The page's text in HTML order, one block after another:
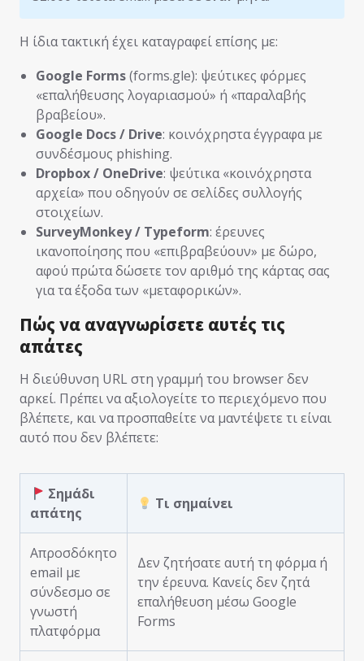
Η ίδια τακτική έχει καταγραφεί επίσης με:
Google Forms(forms.gle): ψεύτικες φόρμες
«επαλήθευσης λογαριασμού» ή «παραλαβής
βραβείου».
Google Docs / Drive: κοινόχρηστα έγγραφα με
συνδέσμους phishing.
Dropbox / OneDrive: ψεύτικα «κοινόχρηστα
αρχεία» που οδηγούν σε σελίδες συλλογής
στοιχείων.
SurveyMonkey / Typeform: έρευνες
ικανοποίησης που «επιβραβεύουν» με δώρο,
αφού πρώτα δώσετε τον αριθμό της κάρτας σας
για τα έξοδα των «μεταφορικών».
Πώς να αναγνωρίσετε αυτές τις
απάτες
Η διεύθυνση URL στη γραμμή του browser δεν
αρκεί. Πρέπει να αξιολογείτε το περιεχόμενο που
βλέπετε, και να προσπαθείτε να μαντέψετε τι είναι
αυτό που δεν βλέπετε:
Σημάδι
απάτης
Τι σημαίνει
Απροσδόκητο
email με
σύνδεσμο σε
γνωστή
πλατφόρμα
Δεν ζητήσατε αυτή τη φόρμα ή
την έρευνα. Κανείς δεν ζητά
επαλήθευση μέσω Google
Forms